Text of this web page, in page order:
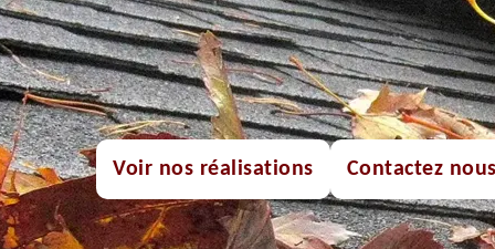
Voir nos réalisations Contactez nous